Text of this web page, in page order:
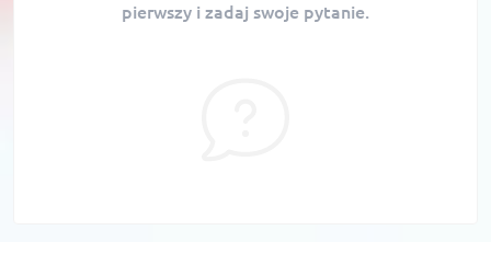
pierwszy i zadaj swoje pytanie.